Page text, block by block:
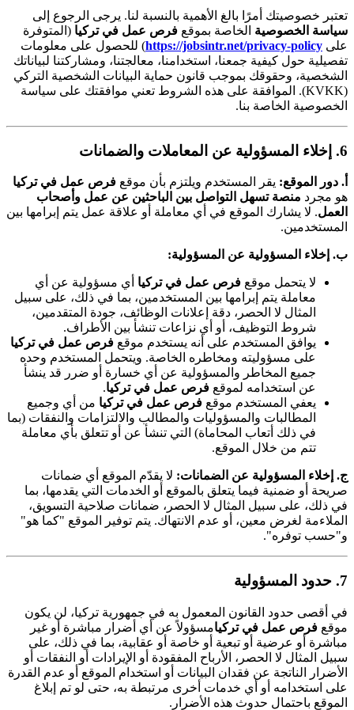
تعتبر خصوصيتك أمرًا بالغ الأهمية بالنسبة لنا. يرجى الرجوع إلى
سياسة الخصوصية الخاصة بموقع فرص عمل في تركيا (المتوفرة
على https://jobsintr.net/privacy-policy) للحصول على معلومات
تفصيلية حول كيفية جمعنا، استخدامنا، معالجتنا، ومشاركتنا لبياناتك
الشخصية، وحقوقك بموجب قانون حماية البيانات الشخصية التركي
(KVKK). الموافقة على هذه الشروط تعني موافقتك على سياسة
الخصوصية الخاصة بنا.
6. إخلاء المسؤولية عن المعاملات والضمانات
أ. دور الموقع: يقر المستخدم ويلتزم بأن موقع فرص عمل في تركيا
هو مجرد منصة تسهل التواصل بين الباحثين عن عمل وأصحاب
العمل. لا يشارك الموقع في أي معاملة أو علاقة عمل يتم إبرامها بين
المستخدمين.
ب. إخلاء المسؤولية عن المسؤولية:
لا يتحمل موقع فرص عمل في تركيا أي مسؤولية عن أي
معاملة يتم إبرامها بين المستخدمين، بما في ذلك، على سبيل
المثال لا الحصر، دقة إعلانات الوظائف، جودة المتقدمين،
شروط التوظيف، أو أي نزاعات تنشأ بين الأطراف.
يوافق المستخدم على أنه يستخدم موقع فرص عمل في تركيا
على مسؤوليته ومخاطره الخاصة. ويتحمل المستخدم وحده
جميع المخاطر والمسؤولية عن أي خسارة أو ضرر قد ينشأ
عن استخدامه لموقع فرص عمل في تركيا.
يعفي المستخدم موقع فرص عمل في تركيا من أي وجميع
المطالبات والمسؤوليات والمطالب والالتزامات والنفقات (بما
في ذلك أتعاب المحاماة) التي تنشأ عن أو تتعلق بأي معاملة
تتم من خلال الموقع.
ج. إخلاء المسؤولية عن الضمانات: لا يقدّم الموقع أي ضمانات
صريحة أو ضمنية فيما يتعلق بالموقع أو الخدمات التي يقدمها، بما
في ذلك، على سبيل المثال لا الحصر، ضمانات صلاحية التسويق،
الملاءمة لغرض معين، أو عدم الانتهاك. يتم توفير الموقع "كما هو"
و"حسب توفره".
7. حدود المسؤولية
في أقصى حدود القانون المعمول به في جمهورية تركيا، لن يكون
موقع فرص عمل في تركيامسؤولاً عن أي أضرار مباشرة أو غير
مباشرة أو عرضية أو تبعية أو خاصة أو عقابية، بما في ذلك، على
سبيل المثال لا الحصر، الأرباح المفقودة أو الإيرادات أو النفقات أو
الأضرار الناتجة عن فقدان البيانات أو استخدام الموقع أو عدم القدرة
على استخدامه أو أي خدمات أخرى مرتبطة به، حتى لو تم إبلاغ
الموقع باحتمال حدوث هذه الأضرار.